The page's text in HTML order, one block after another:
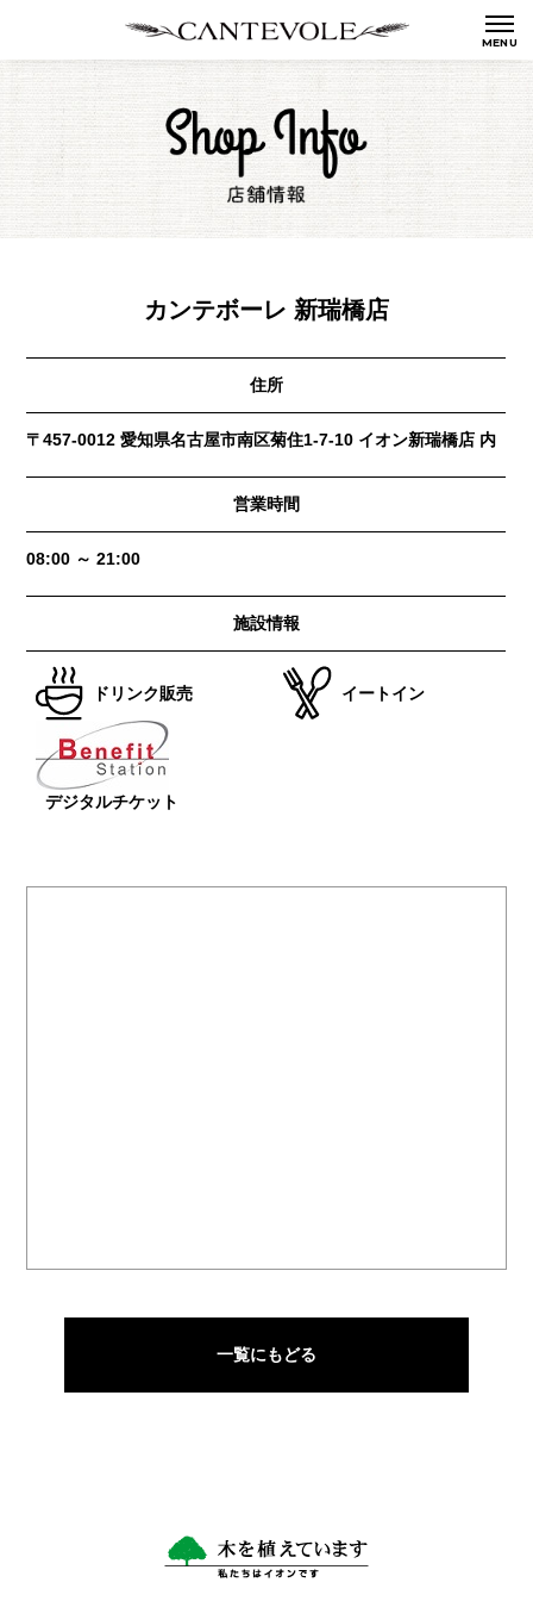
カンテボーレ 新瑞橋店
住所
〒457-0012 愛知県名古屋市南区菊住1-7-10 イオン新瑞橋店 内
営業時間
08:00 ～ 21:00
施設情報
ドリンク販売 イートイン
デジタルチケット
一覧にもどる